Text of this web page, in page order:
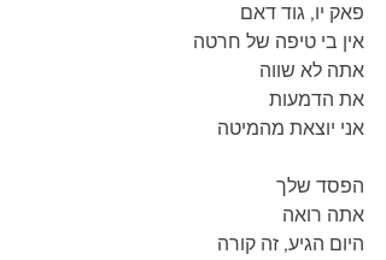
פאק יו, גוד דאם
אין בי טיפה של חרטה
אתה לא שווה
את הדמעות
אני יוצאת מהמיטה
הפסד שלך
אתה רואה
היום הגיע, זה קורה